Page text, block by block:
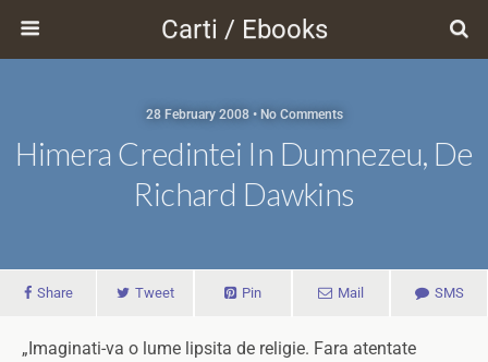
Carti / Ebooks
28 February 2008 • No Comments
Himera Credintei In Dumnezeu, De
Richard Dawkins
Share Tweet Pin Mail SMS
„Imaginati-va o lume lipsita de religie. Fara atentate